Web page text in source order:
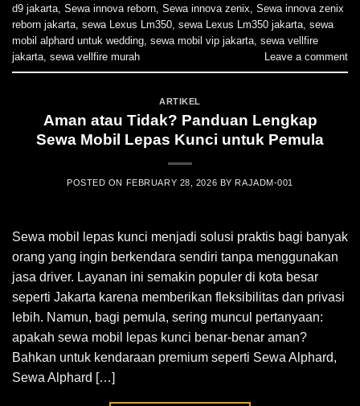
d9 jakarta, Sewa innova reborn, Sewa innova zenix, Sewa innova zenix
reborn jakarta, sewa Lexus Lm350, sewa Lexus Lm350 jakarta, sewa
mobil alphard untuk wedding, sewa mobil vip jakarta, sewa vellfire
jakarta, sewa vellfire murah Leave a comment
ARTIKEL
Aman atau Tidak? Panduan Lengkap
Sewa Mobil Lepas Kunci untuk Pemula
POSTED ON FEBRUARY 28, 2026 BY RAJADM-001
Sewa mobil lepas kunci menjadi solusi praktis bagi banyak
orang yang ingin berkendara sendiri tanpa menggunakan
jasa driver. Layanan ini semakin populer di kota besar
seperti Jakarta karena memberikan fleksibilitas dan privasi
lebih. Namun, bagi pemula, sering muncul pertanyaan:
apakah sewa mobil lepas kunci benar-benar aman?
Bahkan untuk kendaraan premium seperti Sewa Alphard,
Sewa Alphard […]